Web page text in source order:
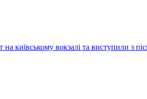
київському вокзалі та виступили з